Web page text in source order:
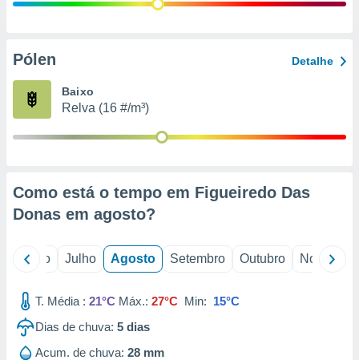
e
de
Pólen Detalhe
Baixo
Relva (16 #/m³)
Como está o tempo em Figueiredo Das
Donas em agosto?
Junho Julho Agosto Setembro Outubro Novembro
T. Média : 21°C Máx.: 27°C Min: 15°C
Dias de chuva: 5 dias
Acum. de chuva: 28 mm